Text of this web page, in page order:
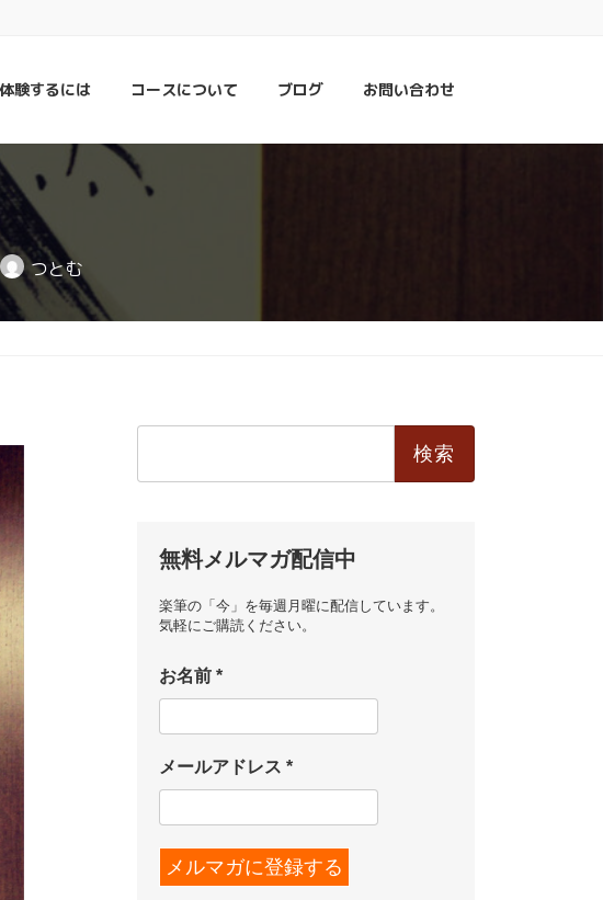
体験するには コースについて ブログ お問い合わせ
つとむ
無料メルマガ配信中
楽筆の「今」を毎週月曜に配信しています。
気軽にご購読ください。
お名前*
メールアドレス*